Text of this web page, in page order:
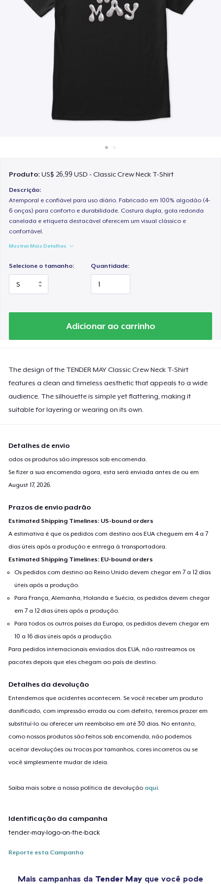
Venda em todo lugar
Produto:US$ 26,99 USD - Classic Crew Neck T-Shirt
Descrição:
Atemporal e confiável para uso diário. Fabricado em 100% algodão (4-
6 onças) para conforto e durabilidade. Costura dupla, gola redonda
canelada e etiqueta destacável oferecem um visual clássico e
confortável.
Mostrar Mais Detalhes
Selecione o tamanho: Quantidade:
Adicionar ao carrinho
The design of the TENDER MAY Classic Crew Neck T-Shirt
features a clean and timeless aesthetic that appeals to a wide
audience. The silhouette is simple yet flattering, making it
suitable for layering or wearing on its own.
Detalhes de envio
odos os produtos são impressos sob encomenda.
Se fizer a sua encomenda agora, esta será enviada antes de ou em
August 17, 2026
Prazos de envio padrão
Estimated Shipping Timelines: US-bound orders
A estimativa é que os pedidos com destino aos EUA cheguem em 4 a 7
dias úteis após a produção e entrega à transportadora.
Estimated Shipping Timelines: EU-bound orders
Os pedidos com destino ao Reino Unido devem chegar em 7 a 12 dias
úteis após a produção.
Para França, Alemanha, Holanda e Suécia, os pedidos devem chegar
em 7 a 12 dias úteis após a produção.
Para todos os outros países da Europa, os pedidos devem chegar em
10 a 16 dias úteis após a produção.
Para pedidos internacionais enviados dos EUA, não rastreamos os
pacotes depois que eles chegam ao país de destino.
Detalhes da devolução
Entendemos que acidentes acontecem. Se você receber um produto
danificado, com impressão errada ou com defeito, teremos prazer em
substituí-lo ou oferecer um reembolso em até 30 dias. No entanto,
como nossos produtos são feitos sob encomenda, não podemos
aceitar devoluções ou trocas por tamanhos, cores incorretos ou se
você simplesmente mudar de ideia.
Saiba mais sobre a nossa política de devolução aqui
Identificação da campanha
tender-may-logo-on-the-back
Reporte esta Campanha
Mais campanhas da Tender May que você pode